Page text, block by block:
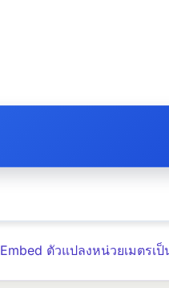
Embed ตัวแปลงหน่วยเมตรเ